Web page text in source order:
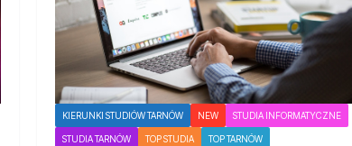
KIERUNKI STUDIÓW TARNÓW NEW STUDIA INFORMATYCZNE
STUDIA TARNÓW TOP STUDIA TOP TARNÓW